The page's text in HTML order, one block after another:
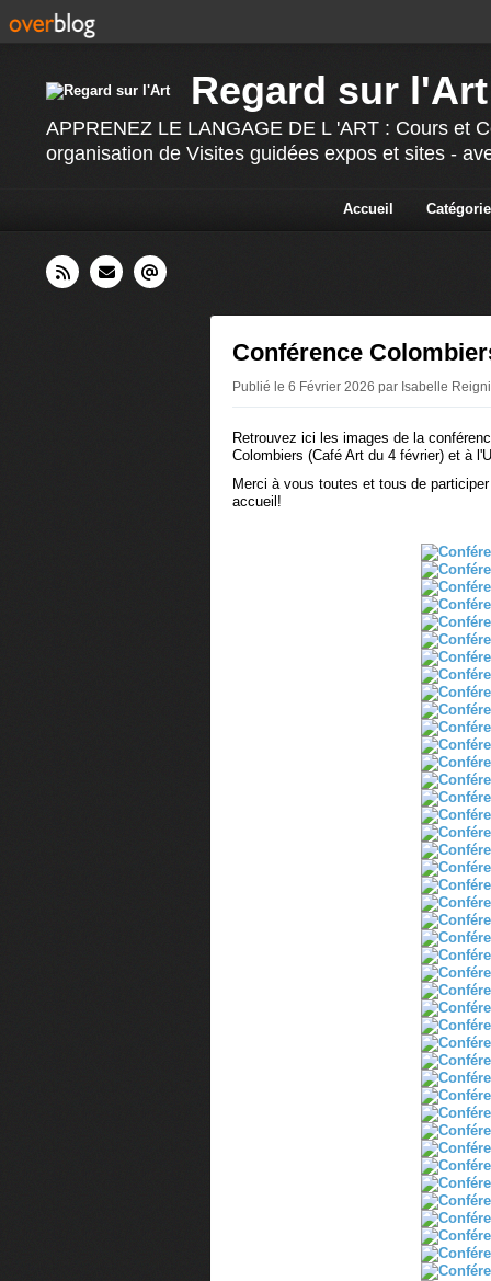
Regard sur l'Art
APPRENEZ LE LANGAGE DE L 'ART : Cours et
organisation de Visites guidées expos et sites -
Accueil
Conférence
Publié le 6 Février 2026 par Isabelle
Retrouvez ici les images de la
Colombiers (Café Art du 4 février) et à
Merci à vous toutes et tous de
accueil!